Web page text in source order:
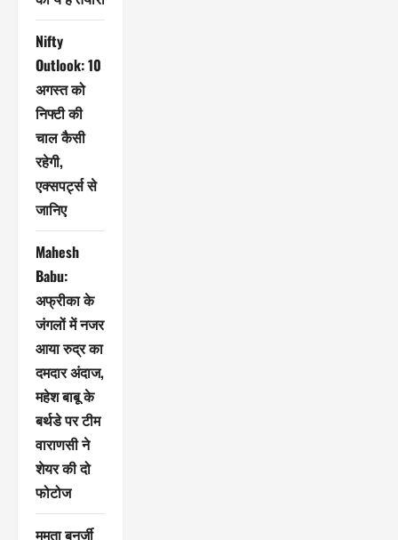
Nifty
Outlook: 10
अगस्त को
निफ्टी की
चाल कैसी
रहेगी,
एक्सपर्ट्स से
जानिए
Mahesh
Babu:
अफ्रीका के
जंगलों में नजर
आया रुद्र का
दमदार अंदाज,
महेश बाबू के
बर्थडे पर टीम
वाराणसी ने
शेयर की दो
फोटोज
ममता बनर्जी